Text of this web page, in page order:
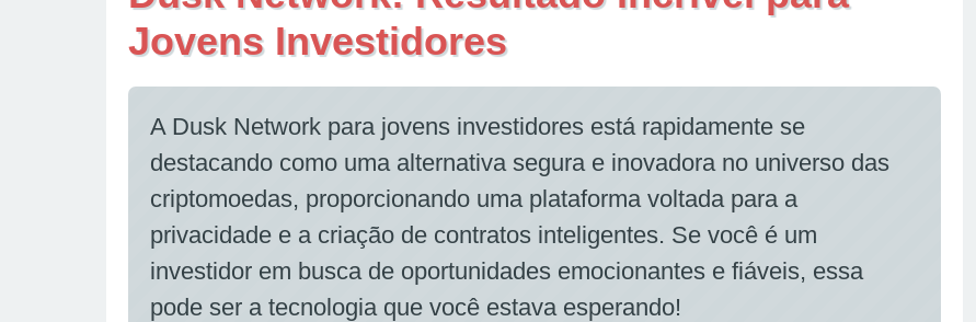
Jovens Investidores
A Dusk Network para jovens investidores está rapidamente se
destacando como uma alternativa segura e inovadora no universo das
criptomoedas, proporcionando uma plataforma voltada para a
privacidade e a criação de contratos inteligentes. Se você é um
investidor em busca de oportunidades emocionantes e fiáveis, essa
pode ser a tecnologia que você estava esperando!